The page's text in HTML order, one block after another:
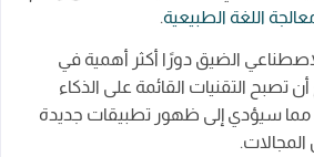
اللغة الطبيعية.
الضيق دورًا أكثر أهمية في
تصبح التقنيات القائمة على الذكاء
مما سيؤدي إلى ظهور تطبيقات جديدة